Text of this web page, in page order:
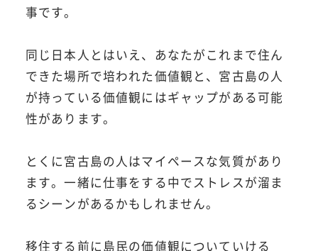
事です。
同じ日本人とはいえ、あなたがこれまで住ん
できた場所で培われた価値観と、宮古島の人
が持っている価値観にはギャップがある可能
性があります。
とくに宮古島の人はマイペースな気質があり
ます。一緒に仕事をする中でストレスが溜ま
るシーンがあるかもしれません。
移住する前に島民の価値観についていける